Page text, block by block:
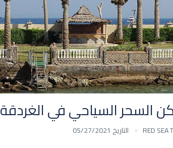
السحر السياحي في الغردقة
RED SEA التاريخ 05/27/2021